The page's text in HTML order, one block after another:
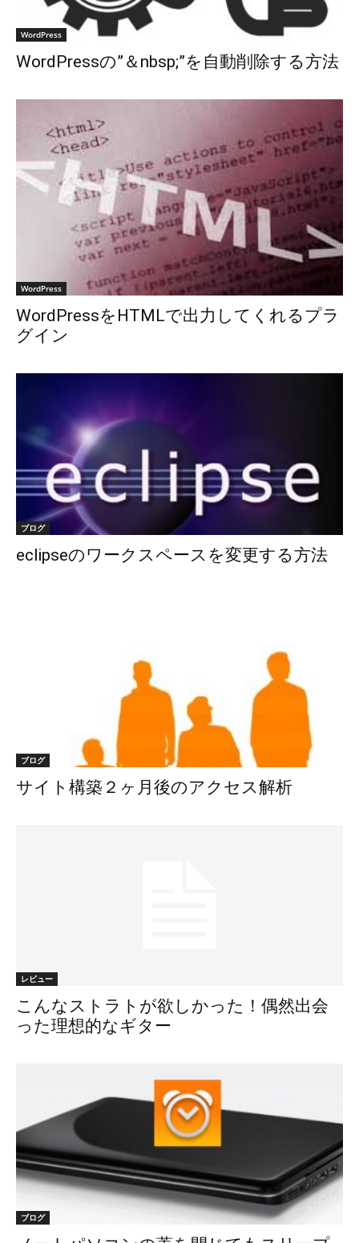
WordPress
WordPressの”＆nbsp;”を自動削除する方法
WordPress
WordPressをHTMLで出力してくれるプラ
グイン
ブログ
eclipseのワークスペースを変更する方法
ブログ
サイト構築２ヶ月後のアクセス解析
レビュー
こんなストラトが欲しかった！偶然出会
った理想的なギター
ブログ